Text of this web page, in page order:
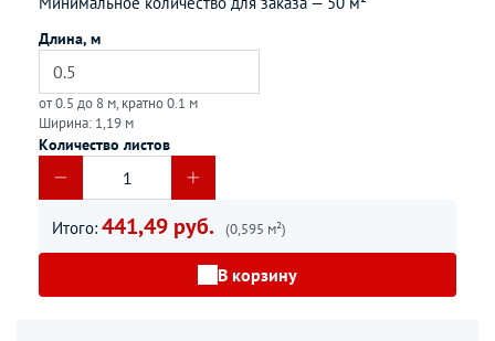
Длина, м
от 0.5 до 8 м, кратно 0.1 м
Ширина: 1,19 м
Количество листов
Итого: 441,49 руб. (0,595 м²)
В корзину